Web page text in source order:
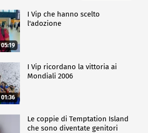
05:19
I Vip che hanno scelto
l'adozione
01:36
I Vip ricordano la vittoria ai
Mondiali 2006
Le coppie di Temptation Island
che sono diventate genitori